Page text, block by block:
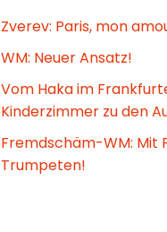
Zverev: Paris, mon
WM: Neuer Ansatz!
Vom Haka im
Kinderzimmer zu den
Fremdschäm-WM: Mit
Trumpeten!